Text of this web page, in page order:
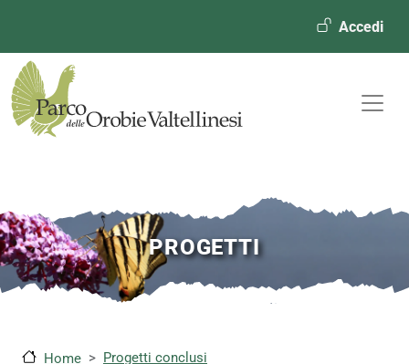
Menù
Accedi
PROGETTI
Home Progetti conclusi